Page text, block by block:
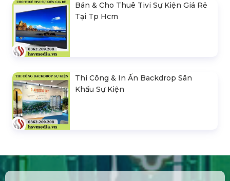
Bán & Cho Thuê Tivi Sự Kiện Giá Rẻ
Tại Tp Hcm
Thi Công & In Ấn Backdrop Sân
Khấu Sự Kiện